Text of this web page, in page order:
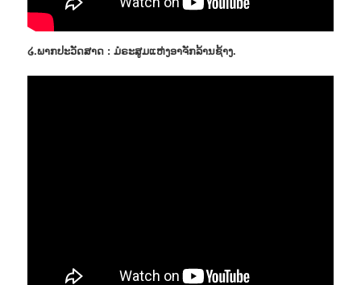
໒.ພາກປະວັດສາດ : ມໍຣະສູມແຫ່ງອາຈັກລ້ານຊ້າງ.